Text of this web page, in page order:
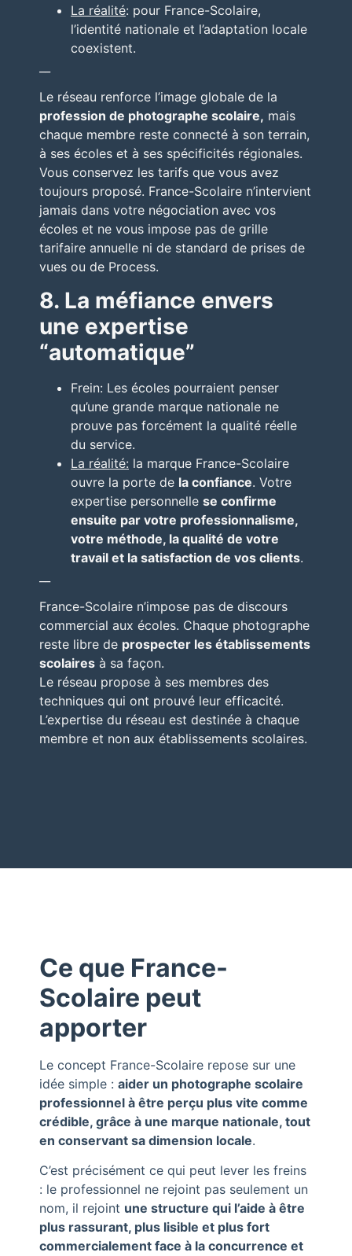
La réalité: pour France-Scolaire,
l’identité nationale et l’adaptation locale
coexistent.
Le réseau renforce l’image globale de la
profession de photographe scolaire, mais
chaque membre reste connecté à son terrain,
à ses écoles et à ses spécificités régionales.
Vous conservez les tarifs que vous avez
toujours proposé. France-Scolaire n’intervient
jamais dans votre négociation avec vos
écoles et ne vous impose pas de grille
tarifaire annuelle ni de standard de prises de
vues ou de Process.
8. La méfiance envers
une expertise
“automatique”
Frein: Les écoles pourraient penser
qu’une grande marque nationale ne
prouve pas forcément la qualité réelle
du service.
La réalité: la marque France-Scolaire
ouvre la porte de la confiance. Votre
expertise personnelle se confirme
ensuite par votre professionnalisme,
votre méthode, la qualité de votre
travail et la satisfaction de vos clients.
France-Scolaire n’impose pas de discours
commercial aux écoles. Chaque photographe
reste libre de prospecter les établissements
scolaires à sa façon.
Le réseau propose à ses membres des
techniques qui ont prouvé leur efficacité.
L’expertise du réseau est destinée à chaque
membre et non aux établissements scolaires.
Ce que France-
Scolaire peut
apporter
Le concept France-Scolaire repose sur une
idée simple : aider un photographe scolaire
professionnel à être perçu plus vite comme
crédible, grâce à une marque nationale, tout
en conservant sa dimension locale.
C’est précisément ce qui peut lever les freins
: le professionnel ne rejoint pas seulement un
nom, il rejoint une structure qui l’aide à être
plus rassurant, plus lisible et plus fort
commercialement face à la concurrence et